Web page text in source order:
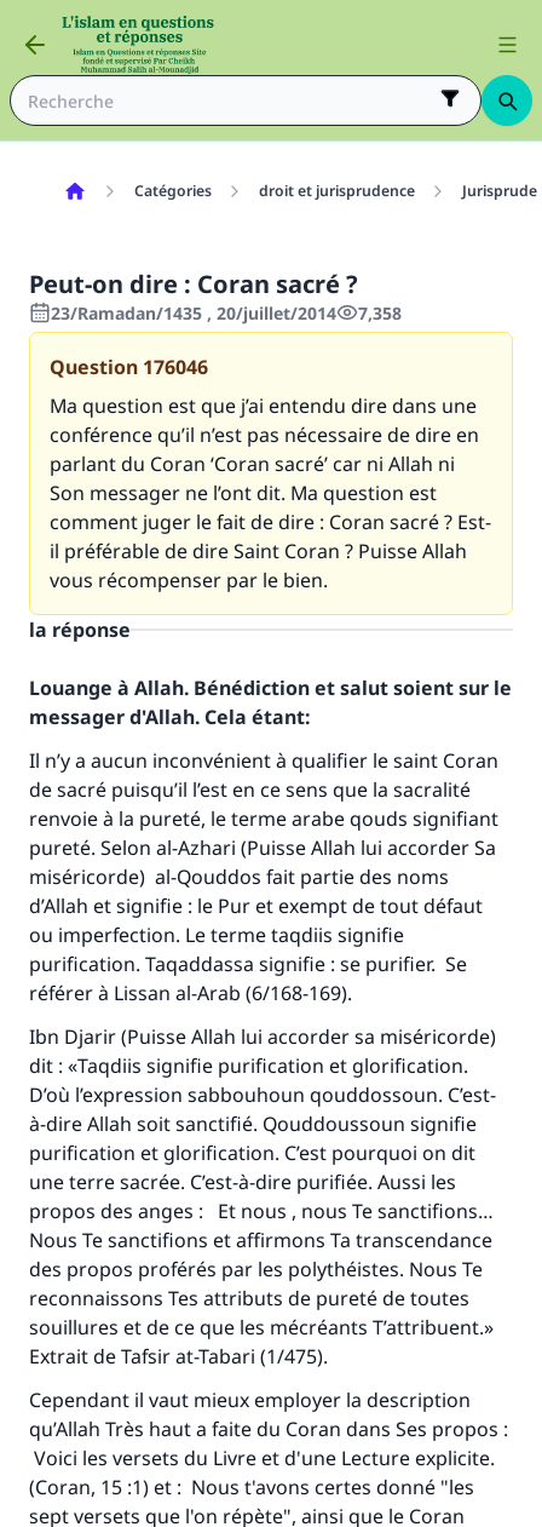
Catégories droit et jurisprudence
Peut-on dire : Coran sacré ?
23/Ramadan/1435 , 20/juillet/2014 7,358
Question 176046
Ma question est que j’ai entendu dire dans une
conférence qu’il n’est pas nécessaire de dire en
parlant du Coran ‘Coran sacré’ car ni Allah ni
Son messager ne l’ont dit. Ma question est
comment juger le fait de dire : Coran sacré ? Est-
il préférable de dire Saint Coran ? Puisse Allah
vous récompenser par le bien.
la réponse
Louange à Allah. Bénédiction et salut soient sur le
messager d'Allah. Cela étant:
Il n’y a aucun inconvénient à qualifier le saint Coran
de sacré puisqu’il l’est en ce sens que la sacralité
renvoie à la pureté, le terme arabe qouds signifiant
pureté. Selon al-Azhari (Puisse Allah lui accorder Sa
miséricorde) al-Qouddos fait partie des noms
d’Allah et signifie : le Pur et exempt de tout défaut
ou imperfection. Le terme taqdiis signifie
purification. Taqaddassa signifie : se purifier. Se
référer à Lissan al-Arab (6/168-169).
Ibn Djarir (Puisse Allah lui accorder sa miséricorde)
dit : «Taqdiis signifie purification et glorification.
D’où l’expression sabbouhoun qouddossoun. C’est-
à-dire Allah soit sanctifié. Qouddoussoun signifie
purification et glorification. C’est pourquoi on dit
une terre sacrée. C’est-à-dire purifiée. Aussi les
propos des anges : Et nous , nous Te sanctifions…
Nous Te sanctifions et affirmons Ta transcendance
des propos proférés par les polythéistes. Nous Te
reconnaissons Tes attributs de pureté de toutes
souillures et de ce que les mécréants T’attribuent.»
Extrait deTafsir at-Tabari (1/475).
Cependant il vaut mieux employer la description
qu’Allah Très haut a faite du Coran dans Ses propos :
Voici les versets du Livre et d'une Lecture explicite.
(Coran, 15 :1) et : Nous t'avons certes donné "les
sept versets que l'on répète", ainsi que le Coran
Faites une différence dans la vie de
millions de personnes grâce à votre
contribution